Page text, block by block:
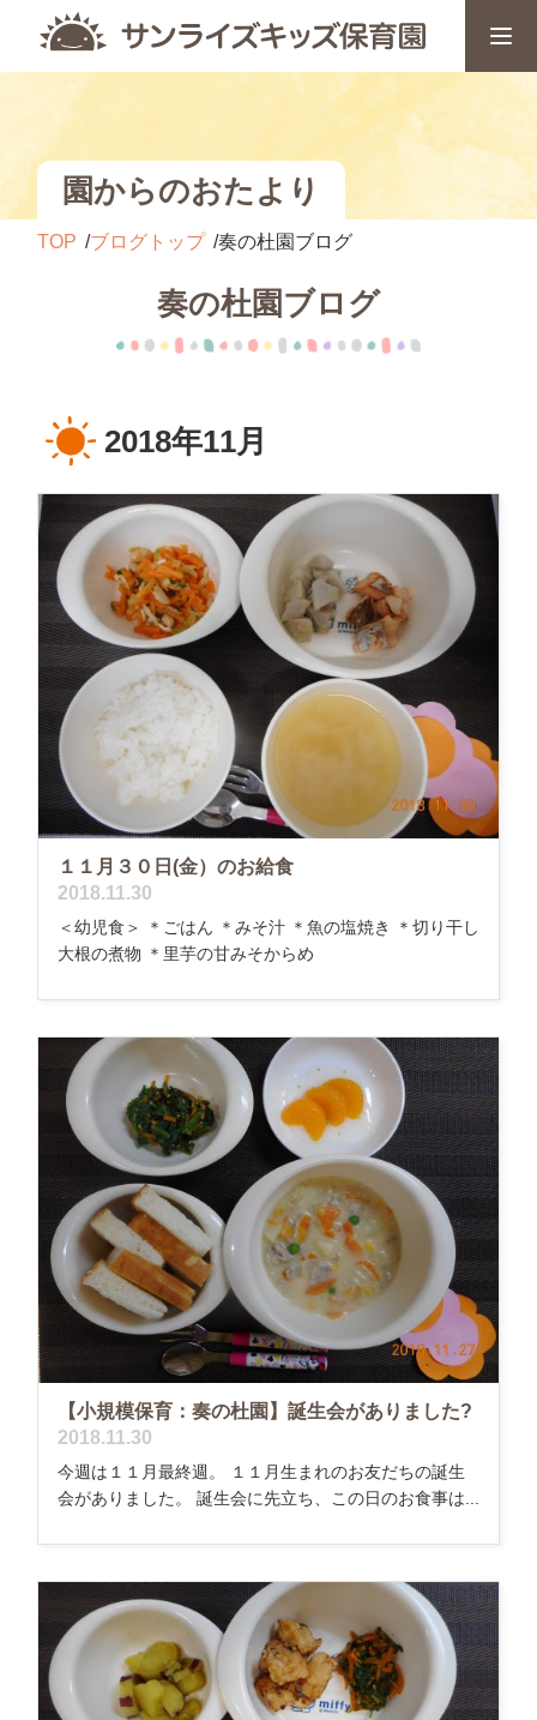
園からのおたより
TOP ブログトップ 奏の杜園ブログ
奏の杜園ブログ
2018年11月
１１月３０日(金）のお給食
2018.11.30
＜幼児食＞ ＊ごはん ＊みそ汁 ＊魚の塩焼き ＊切り干し
大根の煮物 ＊里芋の甘みそからめ
【小規模保育：奏の杜園】誕生会がありました?
2018.11.30
今週は１１月最終週。 １１月生まれのお友だちの誕生
会がありました。 誕生会に先立ち、この日のお食事は...